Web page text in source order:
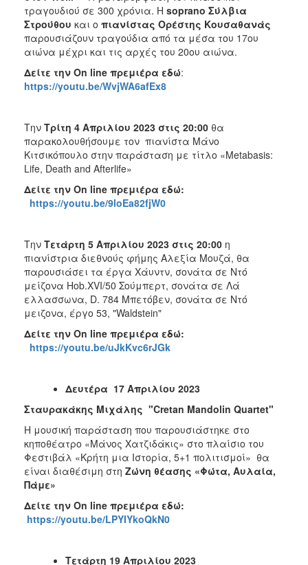
τραγουδιού σε 300 χρόνια. Η soprano Σύλβια
Στρούθου και ο πιανίστας Ορέστης Κουσαθανάς
παρουσιάζουν τραγούδια από τα μέσα του 17ου
αιώνα μέχρι και τις αρχές του 20ου αιώνα.
Δείτε την On line πρεμιέρα εδώ:
https://youtu.be/WvjWA6afEx8
Την Τρίτη 4 Απριλίου 2023 στις 20:00 θα
παρακολουθήσουμε τον πιανίστα Mάνο
Κιτσικόπουλο στην παράσταση με τίτλο «Metabasis:
Life, Death and Afterlife»
Δείτε την On line πρεμιέρα εδώ:
https://youtu.be/9loEa82fjW0
Την Τετάρτη 5 Απριλίου 2023 στις 20:00 η
πιανίστρια διεθνούς φήμης Αλεξία Μουζά, θα
παρουσιάσει τα έργα Χάυντν, σονάτα σε Ντό
μείζονα Hob.XVI/50 Σούμπερτ, σονάτα σε Λά
ελλασσωνα, D. 784 Μπετόβεν, σονάτα σε Ντό
μειζονα, έργο 53, "Waldstein"
Δείτε την On line πρεμιέρα εδώ:
https://youtu.be/uJkKvc6rJGk
Δευτέρα 17 Απριλίου 2023
Σταυρακάκης Μιχάλης "Cretan Mandolin Quartet"
Η μουσική παράσταση που παρουσιάστηκε στο
κηποθέατρο «Μάνος Χατζιδάκις» στο πλαίσιο του
Φεστιβάλ «Κρήτη μια Ιστορία, 5+1 πολιτισμοί» θα
είναι διαθέσιμη στη Ζώνη θέασης «Φώτα, Αυλαία,
Πάμε»
Δείτε την On line πρεμιέρα εδώ:
https://youtu.be/LPYIYkoQkN0
Τετάρτη 19 Απριλίου 2023